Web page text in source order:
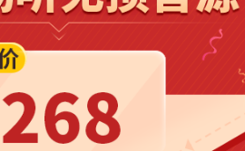
永久会员 免费
立即购买
您当前未登录！建议登陆后购买，可保存购买订单